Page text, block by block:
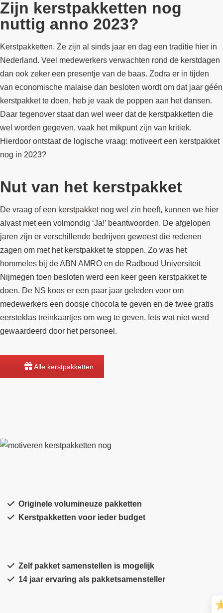
Zijn kerstpakketten nog
nuttig anno 2023?
Kerstpakketten. Ze zijn al sinds jaar en dag een traditie hier in
Nederland. Veel medewerkers verwachten rond de kerstdagen
dan ook zeker een presentje van de baas. Zodra er in tijden
van economische malaise dan besloten wordt om dat jaar géén
kerstpakket te doen, heb je vaak de poppen aan het dansen.
Daar tegenover staat dan wel weer dat de kerstpakketten die
wel worden gegeven, vaak het mikpunt zijn van kritiek.
Hierdoor ontstaat de logische vraag: motiveert een kerstpakket
nog in 2023?
Nut van het kerstpakket
De vraag of een kerstpakketnog wel zin heeft, kunnen we hier
alvast met een volmondig ‘Ja!’ beantwoorden. De afgelopen
jaren zijn er verschillende bedrijven geweest die redenen
zagen om met het kerstpakket te stoppen. Zo was het
hommeles bij de ABN AMRO en de Radboud Universiteit
Nijmegen toen besloten werd een keer geen kerstpakket te
doen. De NS koos er een paar jaar geleden voor om
medewerkers een doosje chocola te geven en de twee gratis
eersteklas treinkaartjes om weg te geven. Iets wat niet werd
gewaardeerd door het personeel.
Alle kerstpakketten
Originele volumineuze pakketten
Kerstpakketten voor ieder budget
Zelf pakket samenstellen is mogelijk
14 jaar ervaring als pakketsamensteller